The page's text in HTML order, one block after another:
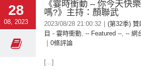
28
08, 2023
《霎時衝動 – 你今天快樂
嗎?》主持：顏聯武
2023/08/28 21:00:32
(第32季) 贊
目 - 霎時衝動, -- Featured --, -- 網
0條評論
[...]